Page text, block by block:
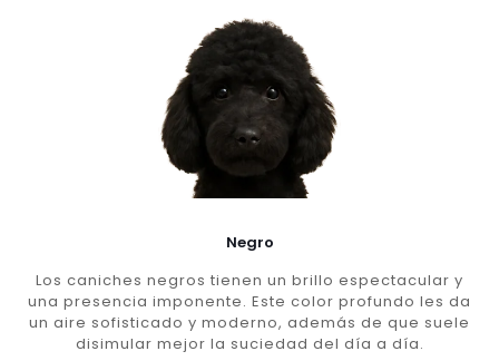
Negro
Los caniches negros tienen un brillo espectacular y
una presencia imponente. Este color profundo les da
un aire sofisticado y moderno, además de que suele
disimular mejor la suciedad del día a día.